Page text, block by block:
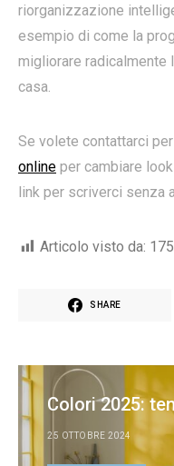
riorganizzazione
esempio di come la
migliorare radicalmente
casa.
Se volete contattarci
online per cambiare
link per scriverci senza
Articolo visto da: 175
SHARE
Colori 2025:
25 OTTOBRE 2024